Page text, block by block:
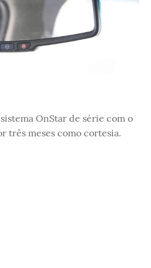
OnStar de série com o
três meses como cortesia.